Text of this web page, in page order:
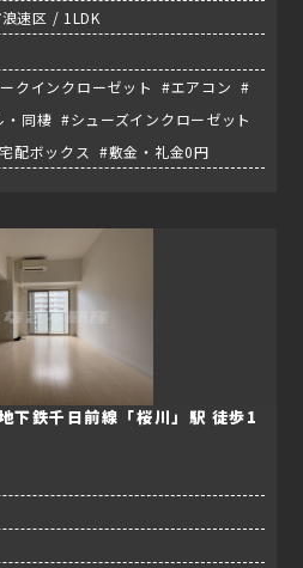
速区 / 1LDK
クインクローゼット #エアコン #
同棲 #シューズインクローゼット
配ボックス #敷金・礼金0円
下鉄千日前線「桜川」駅 徒歩1